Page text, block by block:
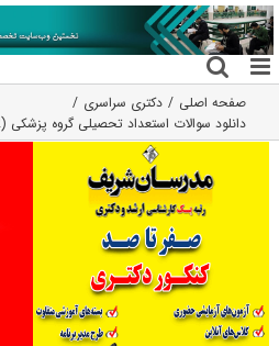
رفتن
به
محتوا
صفحه اصلی
دکتری سراسری
دانلود سوالات استعداد تحصیلی گروه پزشکی (2) دکتری 93